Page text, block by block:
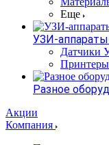
Еще
УЗИ-аппараты
Датчики
Разное
Акции
Компания